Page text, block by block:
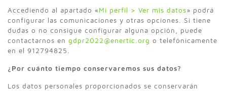
Accediendo al apartado «Mi perfil > Ver mis datos» podrá
configurar las comunicaciones y otras opciones. Si tiene
dudas o no consigue configurar alguna opción, puede
contactarnos en gdpr2022@enertic.org o telefónicamente
en el 912794825.
¿Por cuánto tiempo conservaremos sus datos?
Los datos personales proporcionados se conservarán